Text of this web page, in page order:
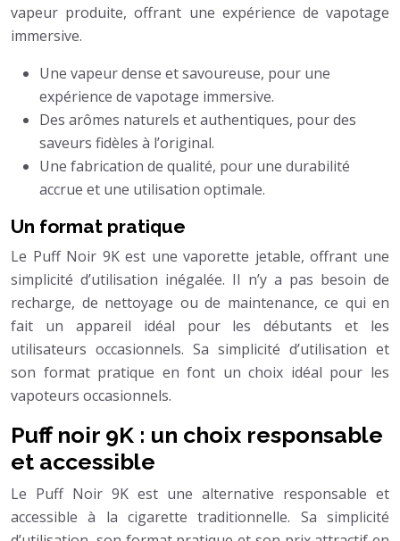
vapeur produite, offrant une expérience de vapotage
immersive.
Une vapeur dense et savoureuse, pour une
expérience de vapotage immersive.
Des arômes naturels et authentiques, pour des
saveurs fidèles à l’original.
Une fabrication de qualité, pour une durabilité
accrue et une utilisation optimale.
Un format pratique
Le Puff Noir 9K est une vaporette jetable, offrant une
simplicité d’utilisation inégalée. Il n’y a pas besoin de
recharge, de nettoyage ou de maintenance, ce qui en
fait un appareil idéal pour les débutants et les
utilisateurs occasionnels. Sa simplicité d’utilisation et
son format pratique en font un choix idéal pour les
vapoteurs occasionnels.
Puff noir 9K : un choix responsable
et accessible
Le Puff Noir 9K est une alternative responsable et
accessible à la cigarette traditionnelle. Sa simplicité